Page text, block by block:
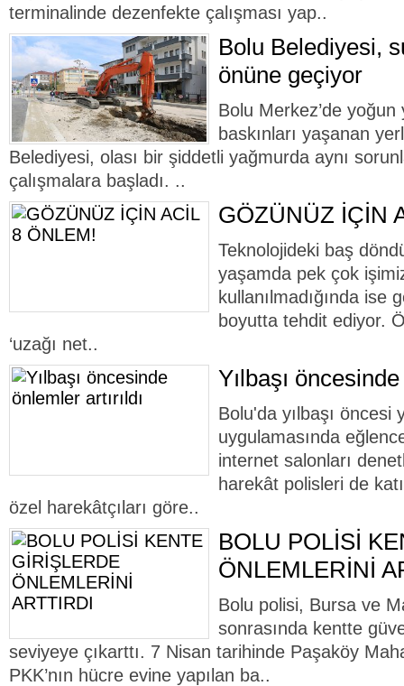
terminalinde dezenfekte çalışması yap..
Bolu Belediyesi,
önüne geçiyor
Bolu Merkez’de
baskınları yaşanan
Belediyesi, olası bir şiddetli yağmurda aynı
çalışmalara başladı. ..
GÖZÜNÜZ İÇİN
Teknolojideki baş
yaşamda pek çok
kullanılmadığında ise
boyutta tehdit ediyor.
‘uzağı net..
Yılbaşı
Bolu'da yılbaşı öncesi
uygulamasında
internet salonları
harekât polisleri de
özel harekâtçıları göre..
BOLU POLİSİ
ÖNLEMLERİNİ
Bolu polisi, Bursa ve
sonrasında kentte
seviyeye çıkarttı. 7 Nisan tarihinde Paşaköy
PKK’nın hücre evine yapılan ba..